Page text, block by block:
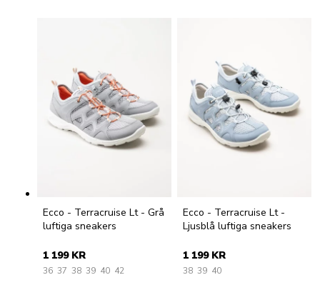
Ecco - Terracruise Lt - Grå
luftiga sneakers
1 199 KR
36 37 38 39 40 42
Ecco - Terracruise Lt -
Ljusblå luftiga sneakers
1 199 KR
38 39 40